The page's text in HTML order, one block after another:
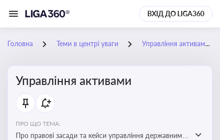
ВХІД ДО LIGA360
Головна Теми в центрі уваги Управління активами
Управління активами
ПРО ЩО ТЕМА:
Про правові засади та кейси управління державними,